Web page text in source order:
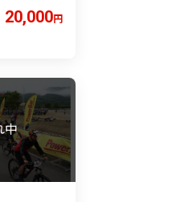
20,000円